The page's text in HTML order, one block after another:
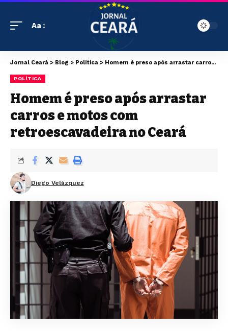
Aa
Jornal Ceará > Blog > Política > Homem é preso após arrastar carros e motos com retroescavadeira no Ceará
POLÍTICA
Homem é preso após arrastar
carros e motos com
retroescavadeira no Ceará
Diego Velázquez